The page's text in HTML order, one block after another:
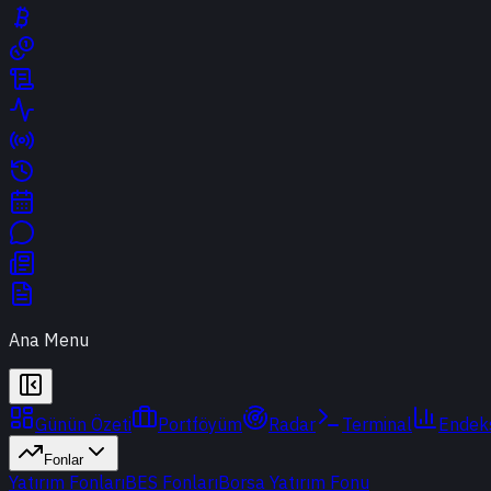
Ana Menu
Günün Özeti Portföyüm Radar Terminal
Fonlar
Yatırım FonlarıBES FonlarıBorsa Yatırım Fonu